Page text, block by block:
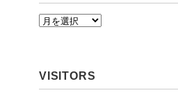
A
h
VISITORS